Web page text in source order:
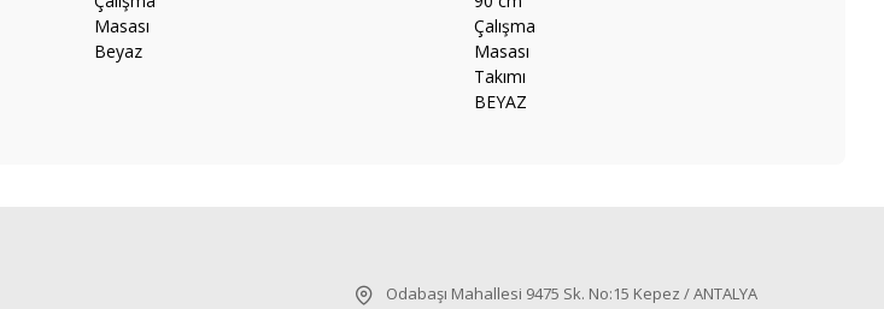
Odabaşı Mahallesi 9475 Sk. No:15 Kepez / ANTALYA